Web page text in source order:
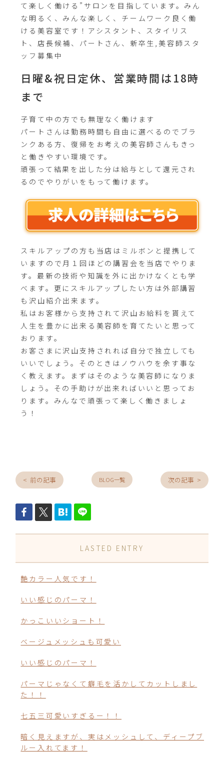
て楽しく働ける”サロンを目指しています。みん
な明るく、みんな楽しく、チームワーク良く働
ける美容室です！アシスタント、スタイリス
ト、店長候補、パートさん、新卒生,美容師スタ
ッフ募集中
日曜&祝日定休、営業時間は18時
まで
子育て中の方でも無理なく働けます
パートさんは勤務時間も自由に選べるのでブラ
ンクある方、復帰をお考えの美容師さんもきっ
と働きやすい環境です。
頑張って結果を出した分は給与として還元され
るのでやりがいをもって働けます。
スキルアップの方も当店はミルボンと提携して
いますので月１回ほどの講習会を当店でやりま
す。最新の技術や知識を外に出かけなくとも学
べます。更にスキルアップしたい方は外部講習
も沢山紹介出来ます。
私はお客様から支持されて沢山お給料を貰えて
人生を豊かに出来る美容師を育てたいと思って
おります。
お客さまに沢山支持されれば自分で独立しても
いいでしょう。そのときはノウハウを余す事な
く教えます。まずはそのような美容師になりま
しょう。その手助けが出来ればいいと思ってお
ります。みんなで頑張って楽しく働きましょ
う！
< 前の記事 BLOG一覧 次の記事 >
LASTED ENTRY
艶カラー人気です！
いい感じのパーマ！
かっこいいショート！
ベージュメッシュも可愛い
いい感じのパーマ！
パーマじゃなくて癖毛を活かしてカットしまし
た！！
七五三可愛いすぎるー！！
暗く見えますが、実はメッシュして、ディープブ
ルー入れてます！